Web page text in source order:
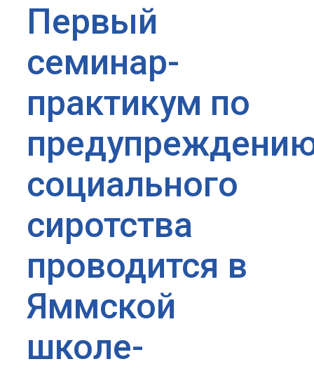
Первый
семинар-
практикум по
социального
сиротства
проводится в
Яммской
школе-